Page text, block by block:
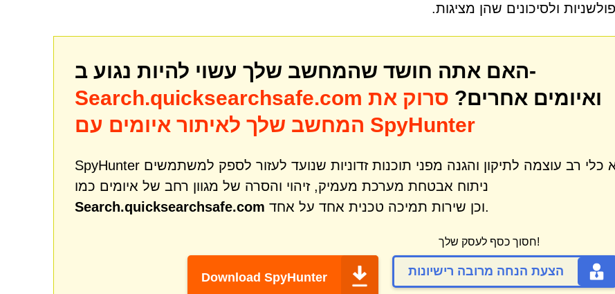
ולסיכונים שהן מציגות.
האם אתה חושד שהמחשב שלך עשוי להיות נגוע ב-
Search.quicksearchsafe.com
ואיומים אחרים? סרוק את
המחשב שלך לאיתור איומים עם SpyHunter
SpyHunter הוא כלי רב עוצמה לתיקון והגנה מפני תוכנות זדוניות שנועד לעזור לספק למשתמשים
ניתוח אבטחת מערכת מעמיק, זיהוי והסרה של מגוון רחב של איומים כמו
Search.quicksearchsafe.com
וכן שירות תמיכה טכנית אחד על אחד.
Download SpyHunter
חסוך כסף לעסק שלך!
הצעת הנחה מרובה רישיונות